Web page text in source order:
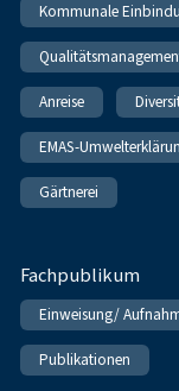
Kommunale
Anreise
EMAS-
Gärtnerei
Fachpublikum
Einweisung/
Publikationen